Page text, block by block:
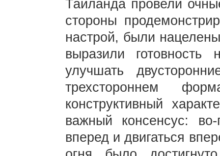
Таиланда провели
стороны
настрой, были
выразили
улучшать
трехстороннем
конструктивный
важный консенсус:
вперед и двигаться